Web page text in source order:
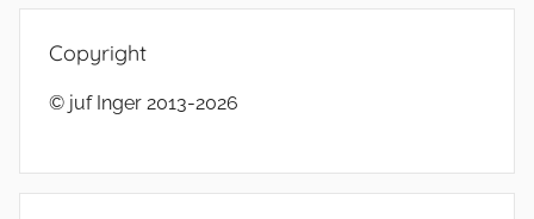
Copyright
© juf Inger 2013-2026